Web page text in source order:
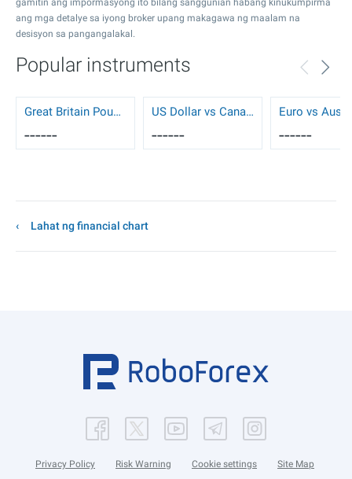
gamitin ang impormasyong ito bilang sanggunian habang kinukumpirma
ang mga detalye sa iyong broker upang makagawa ng maalam na
desisyon sa pangangalakal.
Popular instruments
Great Britain Pound vs US Dollar
------
US Dollar vs Canadian Dollar
------ ------
Lahat ng financial chart
Privacy Policy Risk Warning Cookie settings Site Map